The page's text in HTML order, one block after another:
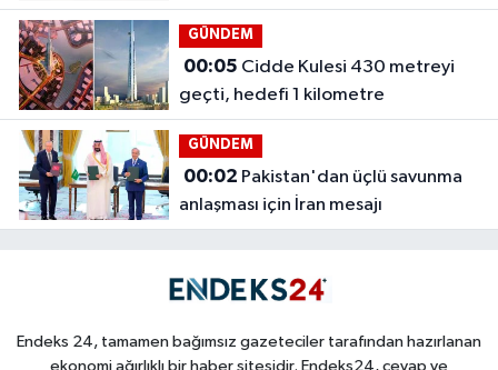
GÜNDEM
00:05
geçti, hedefi 1 kilometre
GÜNDEM
00:02
anlaşması için İran mesajı
Endeks 24, tamamen bağımsız gazeteciler tarafından hazırlanan
ekonomi ağırlıklı bir haber sitesidir. Endeks24, cevap ve